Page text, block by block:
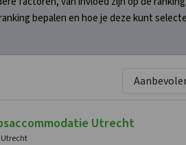
bepalen en hoe je deze kunt
Utrecht